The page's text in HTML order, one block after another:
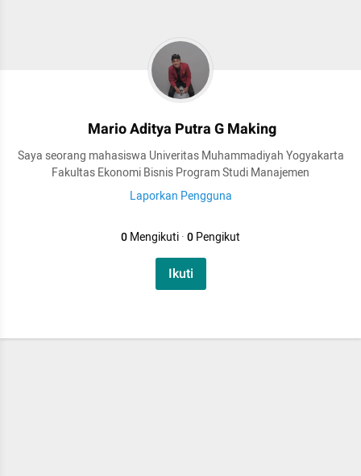
Mario Aditya Putra G Making
Saya seorang mahasiswa Univeritas Muhammadiyah Yogyakarta
Fakultas Ekonomi Bisnis Program Studi Manajemen
Laporkan Pengguna
0Mengikuti·0Pengikut
Ikuti